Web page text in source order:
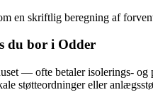
en skriftlig beregning af
du bor i Odder
— ofte betaler isolerings-
støtteordninger eller